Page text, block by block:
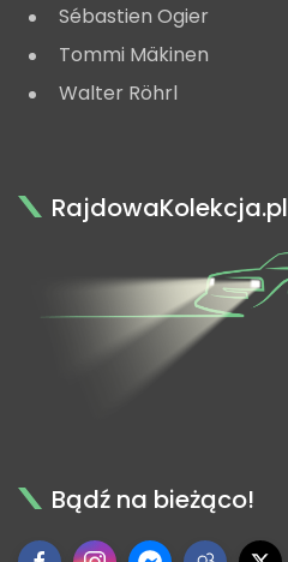
Sébastien Ogier
Tommi Mäkinen
Walter Röhrl
RajdowaKolekcja.pl
Bądź na bieżąco!